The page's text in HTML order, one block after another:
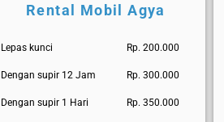
Rental Mobil Agya
Lepas kunci Rp. 200.000
Dengan supir 12 Jam Rp. 300.000
Dengan supir 1 Hari Rp. 350.000